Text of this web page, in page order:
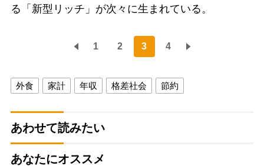
る「新型リッチ」が次々に生まれている。
1 2 3 4
外食 家計 年収 格差社会 節約
あわせて読みたい
あなたにオススメ